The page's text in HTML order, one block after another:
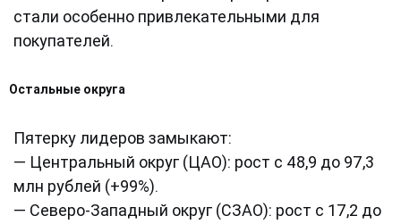
стали особенно привлекательными для
покупателей.
Остальные округа
Пятерку лидеров замыкают:
— Центральный округ (ЦАО): рост с 48,9 до 97,3
млн рублей (+99%).
— Северо-Западный округ (СЗАО): рост с 17,2 до